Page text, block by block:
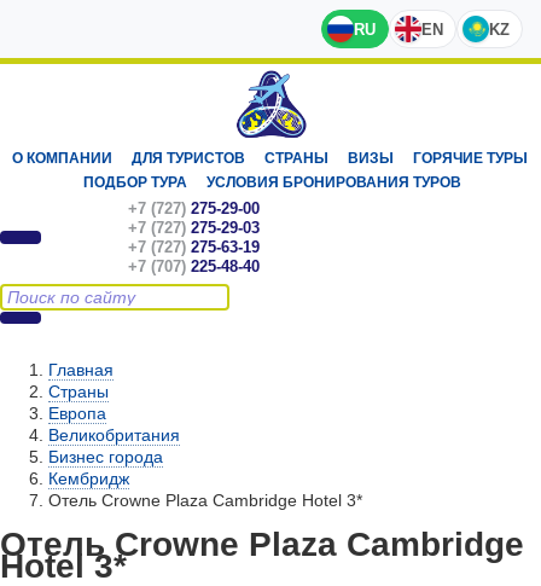
RU EN KZ
О КОМПАНИИ ДЛЯ ТУРИСТОВ СТРАНЫ ВИЗЫ
ГОРЯЧИЕ ТУРЫ
ПОДБОР ТУРА
УСЛОВИЯ БРОНИРОВАНИЯ ТУРОВ
+7 (727) 275-29-00
+7 (727) 275-29-03
+7 (727) 275-63-19
+7 (707) 225-48-40
Главная
Страны
Европа
Великобритания
Бизнес города
Кембридж
Отель Crowne Plaza Cambridge Hotel 3*
Отель Crowne Plaza Cambridge
Hotel 3*